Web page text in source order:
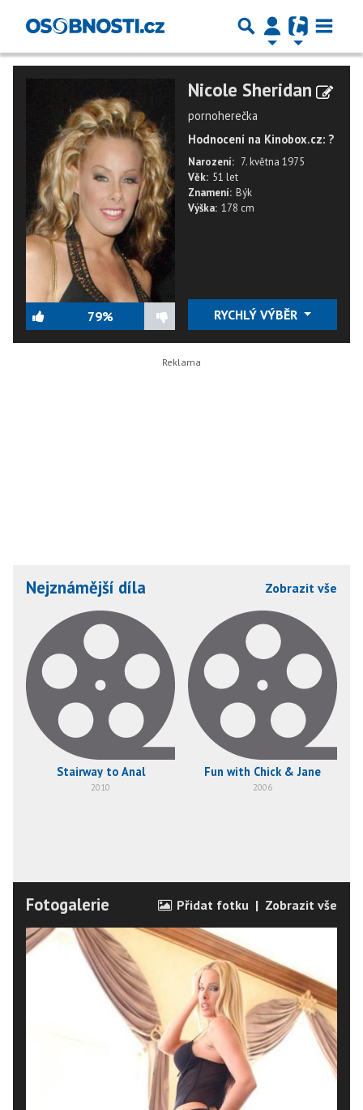
79%
Nicole Sheridan
pornoherečka
Hodnocení na Kinobox.cz: ?
Narození: 7. května 1975
Věk: 51 let
Znamení: Býk
Výška: 178 cm
RYCHLÝ VÝBĚR
Nejznámější díla Zobrazit vše
Stairway to Anal
2010
Fun with Chick & Jane
2006
Fotogalerie Přidat fotku | Zobrazit vše